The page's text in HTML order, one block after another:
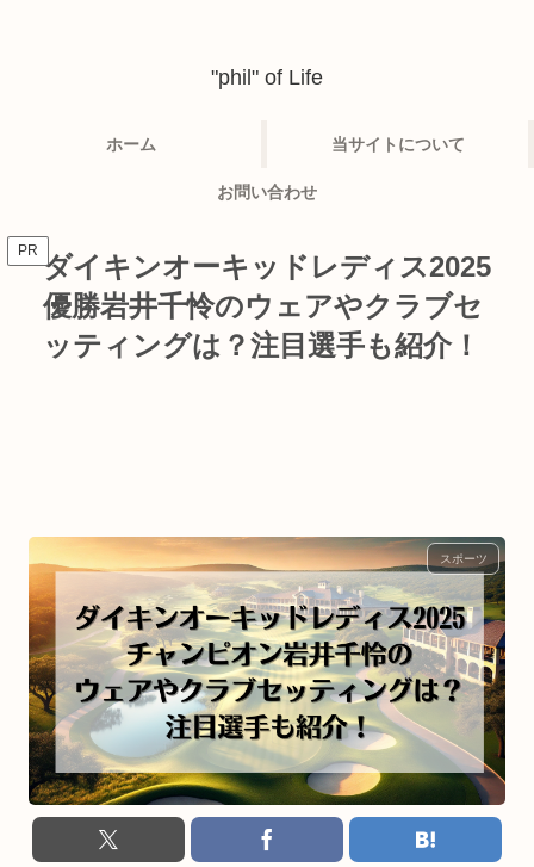
"phil" of Life
ホーム 当サイトについて
お問い合わせ
PR ダイキンオーキッドレディス2025
優勝岩井千怜のウェアやクラブセ
ッティングは？注目選手も紹介！
スポーツ